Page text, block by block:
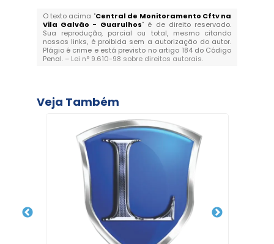
O texto acima "Central de Monitoramento Cftv na
Vila Galvão - Guarulhos" é de direito reservado.
Sua reprodução, parcial ou total, mesmo citando
nossos links, é proibida sem a autorização do autor.
Plágio é crime e está previsto no artigo 184 do Código
Penal. – Lei n° 9.610-98 sobre direitos autorais.
Veja Também